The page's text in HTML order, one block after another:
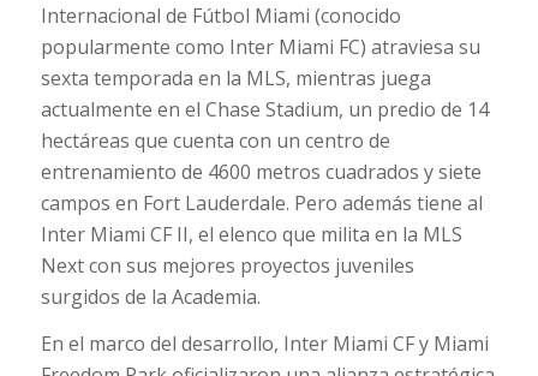
Internacional de Fútbol Miami (conocido
popularmente como Inter Miami FC) atraviesa su
sexta temporada en la MLS, mientras juega
actualmente en el Chase Stadium, un predio de 14
hectáreas que cuenta con un centro de
entrenamiento de 4600 metros cuadrados y siete
campos en Fort Lauderdale. Pero además tiene al
Inter Miami CF II, el elenco que milita en la MLS
Next con sus mejores proyectos juveniles
surgidos de la Academia.
En el marco del desarrollo, Inter Miami CF y Miami